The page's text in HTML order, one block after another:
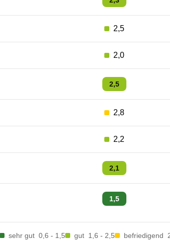
2,5
2,0
2,5
2,8
2,2
2,1
1,5
sehr gut 0,6 - 1,5 gut 1,6 - 2,5 befriedigend